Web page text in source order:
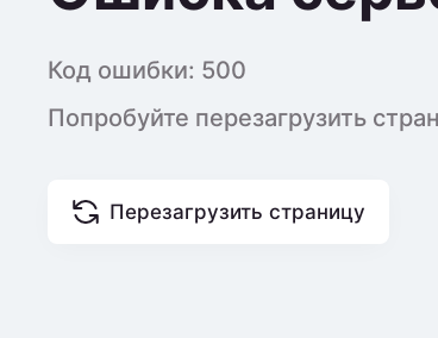
Код ошибки: 500
Попробуйте перезагрузить
Перезагрузить страницу